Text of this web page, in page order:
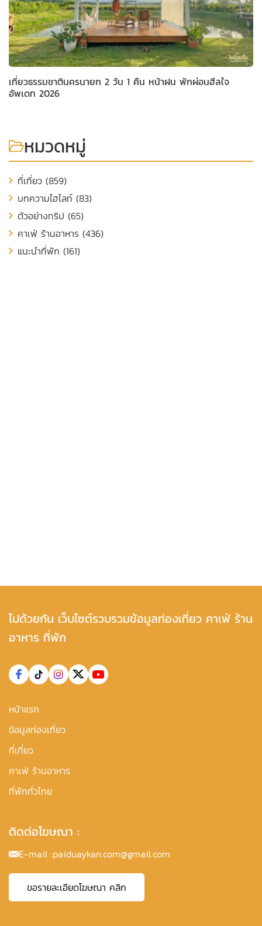
เที่ยวธรรมชาตินครนายก 2 วัน 1 คืน หน้าฝน พักผ่อนฮีลใจ
อัพเดท 2026
หมวดหมู่
ที่เที่ยว (859)
บทความไฮไลท์ (83)
ตัวอย่างทริป (65)
คาเฟ่ ร้านอาหาร (436)
แนะนำที่พัก (161)
ไปด้วยกัน เว็บไซต์รวบรวมข้อมูลท่องเที่ยว คาเฟ่ ร้าน
อาหาร ที่พัก
หน้าแรก
ข้อมูลท่องเที่ยว
ที่เที่ยว
คาเฟ่ ร้านอาหาร
ที่พักทั่วไทย
ติดต่อโฆษณา :
E-mail :paiduaykan.com@gmail.com
ขอรายละเอียดโฆษณา คลิก